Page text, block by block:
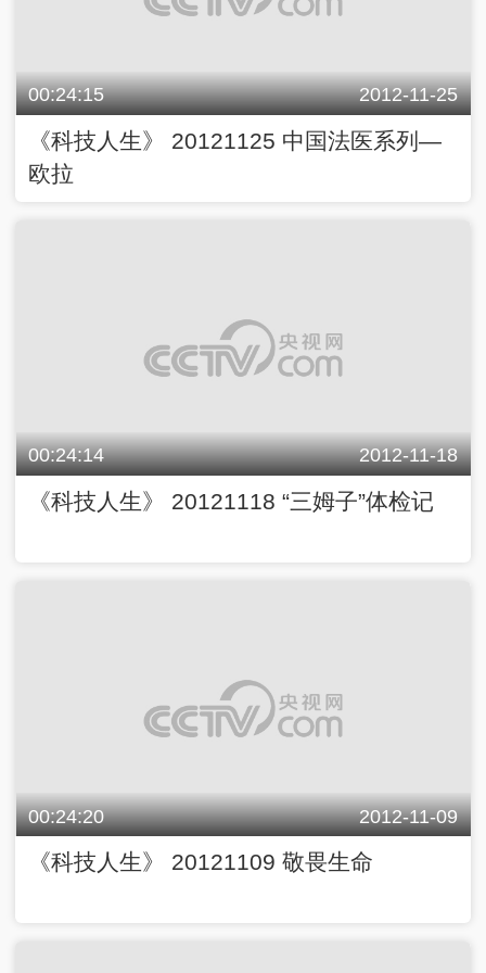
00:24:15 2012-11-25
《科技人生》 20121125 中国法医系列—
欧拉
00:24:14 2012-11-18
《科技人生》 20121118 “三姆子”体检记
00:24:20 2012-11-09
《科技人生》 20121109 敬畏生命